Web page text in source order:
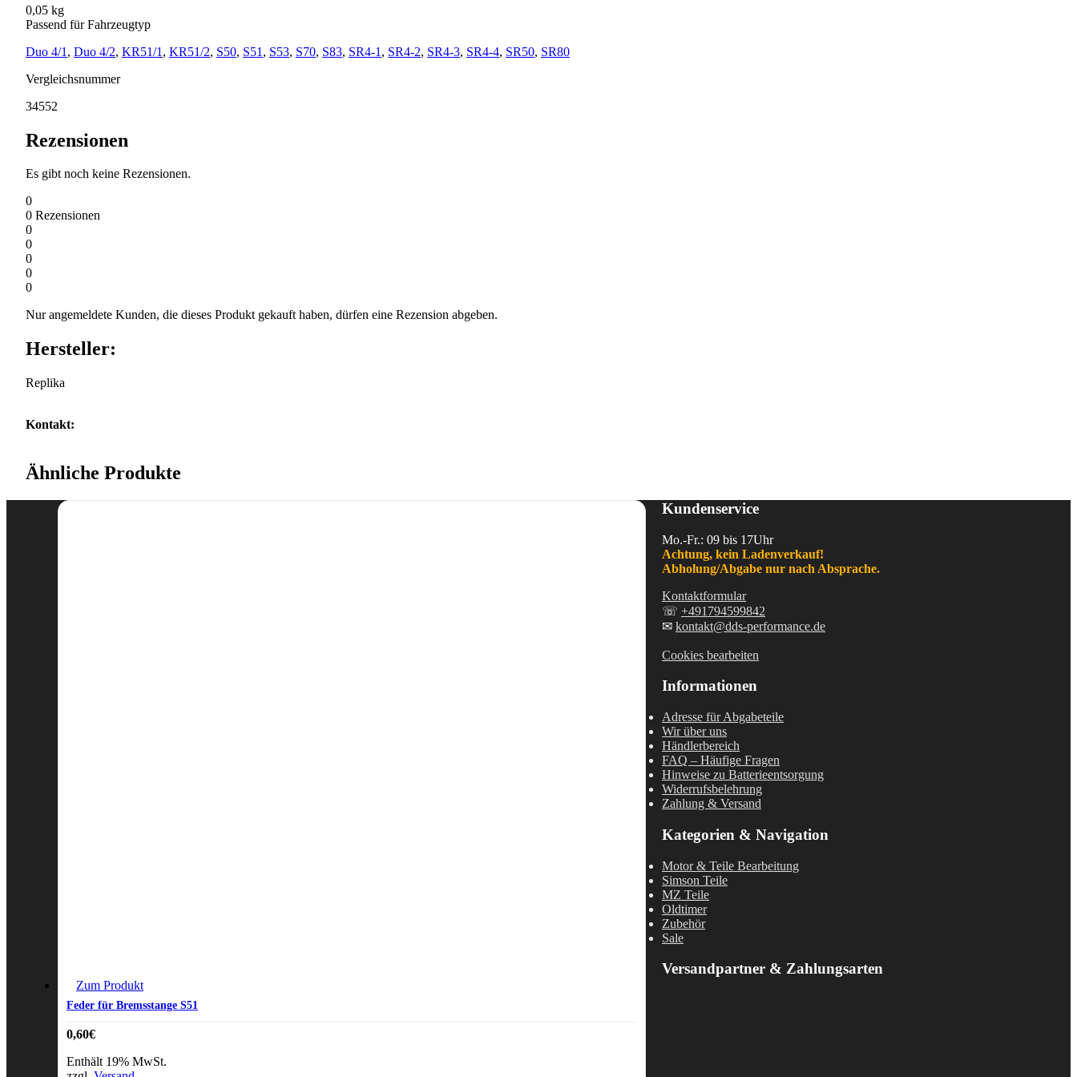
0,05 kg
Passend für Fahrzeugtyp
Duo 4/1 , Duo 4/2, KR51/1 , KR51/2, S50, S51 , S53, S70, S83, SR4-1 , SR4-2, SR4-3, SR4-4, SR50, SR80
Vergleichsnummer
34552
Rezensionen
Es gibt noch keine Rezensionen.
0
0 Rezensionen
0
0
0
0
0
Nur angemeldete Kunden, die dieses Produkt gekauft haben, dürfen eine Rezension abgeben.
Hersteller:
Replika
Kontakt:
Ähnliche Produkte
Zum Produkt
Feder für Bremsstange S51
0,60€
Enthält 19% MwSt.
Kundenservice
Mo.-Fr.: 09 bis 17Uhr
Achtung, kein Ladenverkauf!
Abholung/Abgabe nur nach Absprache.
Kontaktformular
☏ +491794599842
✉ kontakt@dds-performance.de
Cookies bearbeiten
Informationen
Adresse für Abgabeteile
Wir über uns
Händlerbereich
FAQ – Häufige Fragen
Hinweise zu Batterieentsorgung
Widerrufsbelehrung
Zahlung & Versand
Kategorien & Navigation
Motor & Teile Bearbeitung
Simson Teile
MZ Teile
Oldtimer
Zubehör
Sale
Versandpartner & Zahlungsarten